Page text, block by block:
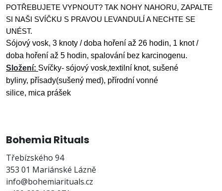
POTŘEBUJETE VYPNOUT? TAK NOHY NAHORU, ZAPALTE
SI NAŠI SVÍČKU S PRAVOU LEVANDULÍ A NECHTE SE
UNÉST.
Sójový vosk, 3 knoty / doba hoření až 26 hodin, 1 knot /
doba hoření až 5 hodin, spalování bez karcinogenu.
Složení: Svíčky- sójový vosk,textilní knot, sušené
byliny, přísady(sušený med), přírodní vonné
silice, mica prášek
Bohemia Rituals
Třebízského 94
353 01 Mariánské Lázně
info@bohemiarituals.cz